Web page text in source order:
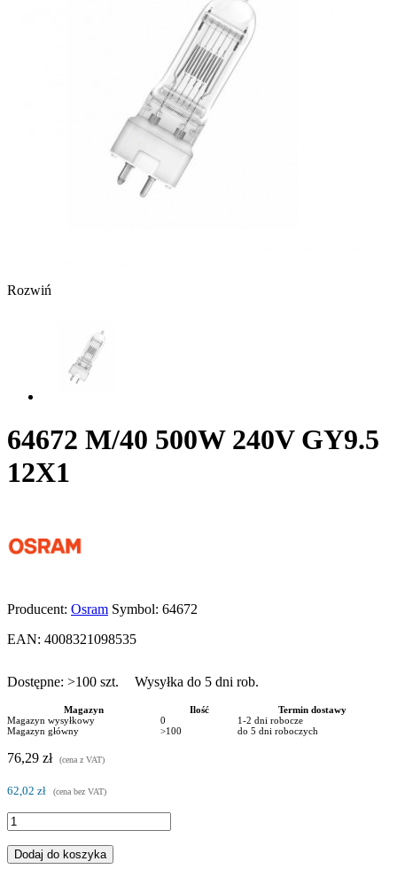
Rozwiń
64672 M/40 500W 240V GY9.5
12X1
Producent: Osram Symbol: 64672
EAN: 4008321098535
Dostępne: >100 szt. Wysyłka do 5 dni rob.
Magazyn Ilość
Termin dostawy
Magazyn wysyłkowy
0
1-2 dni robocze
Magazyn główny
>100 do 5 dni roboczych
76,29 zł (cena z VAT)
62,02 zł (cena bez VAT)
Dodaj do koszyka